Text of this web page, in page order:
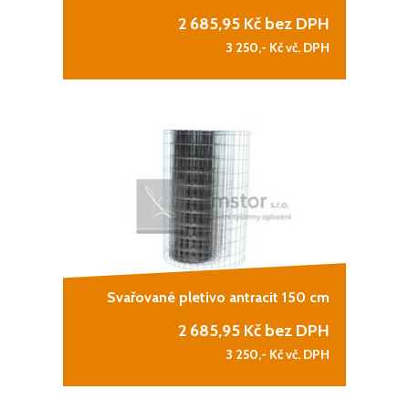
2 685,95 Kč bez DPH
3 250,- Kč vč. DPH
Svařované pletivo antracit 150 cm
2 685,95 Kč bez DPH
3 250,- Kč vč. DPH